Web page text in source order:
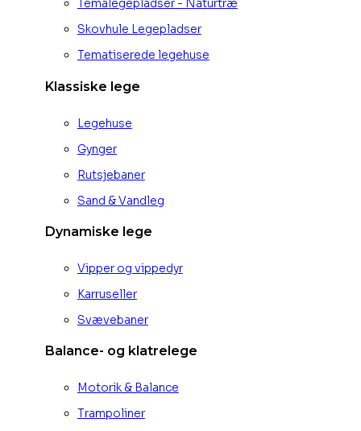
Temalegepladser - Naturtræ
Skovhule Legepladser
Tematiserede legehuse
Klassiske lege
Legehuse
Gynger
Rutsjebaner
Sand & Vandleg
Dynamiske lege
Vipper og vippedyr
Karruseller
Svævebaner
Balance- og klatrelege
Motorik & Balance
Trampoliner